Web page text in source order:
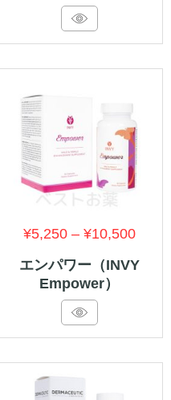
エンパワー（INVY
Empower）
¥5,250 –¥10,500価
格
–